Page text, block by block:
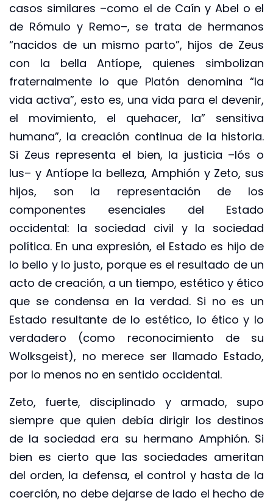
casos similares –como el de Caín y Abel o el
de Rómulo y Remo–, se trata de hermanos
“nacidos de un mismo parto”, hijos de Zeus
con la bella Antíope, quienes simbolizan
fraternalmente lo que Platón denomina “la
vida activa”, esto es, una vida para el devenir,
el movimiento, el quehacer, la” sensitiva
humana”, la creación continua de la historia.
Si Zeus representa el bien, la justicia –Iós o
Ius– y Antíope la belleza, Amphión y Zeto, sus
hijos, son la representación de los
componentes esenciales del Estado
occidental: la sociedad civil y la sociedad
política. En una expresión, el Estado es hijo de
lo bello y lo justo, porque es el resultado de un
acto de creación, a un tiempo, estético y ético
que se condensa en la verdad. Si no es un
Estado resultante de lo estético, lo ético y lo
verdadero (como reconocimiento de su
Wolksgeist), no merece ser llamado Estado,
por lo menos no en sentido occidental.
Zeto, fuerte, disciplinado y armado, supo
siempre que quien debía dirigir los destinos
de la sociedad era su hermano Amphión. Si
bien es cierto que las sociedades ameritan
del orden, la defensa, el control y hasta de la
coerción, no debe dejarse de lado el hecho de